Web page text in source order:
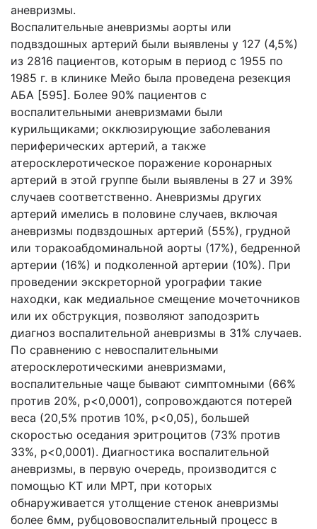
аневризмы.
Воспалительные аневризмы аорты или
подвздошных артерий были выявлены у 127 (4,5%)
из 2816 пациентов, которым в период с 1955 по
1985 г. в клинике Мейо была проведена резекция
AБA [595]. Более 90% пациентов с
воспалительными аневризмами были
курильщиками; окклюзирующие заболевания
периферических артерий, а также
атеросклеротическое поражение коронарных
артерий в этой группе были выявлены в 27 и 39%
случаев соответственно. Аневризмы других
артерий имелись в половине случаев, включая
аневризмы подвздошных артерий (55%), грудной
или торакоабдоминальной аорты (17%), бедренной
артерии (16%) и подколенной артерии (10%). При
проведении экскреторной урографии такие
находки, как медиальное смещение мочеточников
или их обструкция, позволяют заподозрить
диагноз воспалительной аневризмы в 31% случаев.
По сравнению с невоспалительными
атеросклеротическими аневризмами,
воспалительные чаще бывают симптомными (66%
против 20%, p<0,0001), сопровождаются потерей
веса (20,5% против 10%, p<0,05), большей
скоростью оседания эритроцитов (73% против
33%, p<0,0001). Диагностика воспалительной
аневризмы, в первую очередь, производится с
помощью КТ или МРТ, при которых
обнаруживается утолщение стенок аневризмы
более 6мм, рубцововоспалительный процесс в